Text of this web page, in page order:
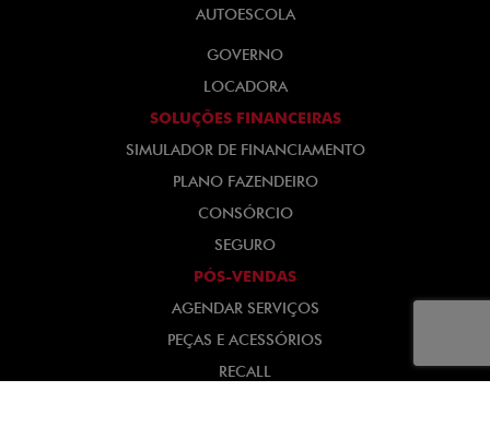
AUTOESCOLA
GOVERNO
LOCADORA
SOLUÇÕES FINANCEIRAS
SIMULADOR DE FINANCIAMENTO
PLANO FAZENDEIRO
CONSÓRCIO
SEGURO
PÓS-VENDAS
AGENDAR SERVIÇOS
PEÇAS E ACESSÓRIOS
RECALL